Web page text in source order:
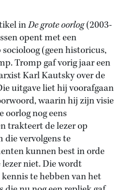
inDe grote oorlog(2003-
opent met een
(geen historicus,
Tromp gaf vorig jaar een
Karl Kautsky over de
uitgave liet hij voorafgaan
waarin hij zijn visie
oorlog nog eens
trakteert de lezer op
vervolgens te
kunnen best in orde
niet. Die wordt
te hebben van het